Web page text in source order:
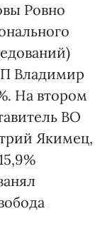
Ровно
Владимир
На втором
ВО
Якимец,